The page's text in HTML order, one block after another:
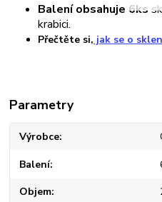
Balení obsahuje 6ks
krabici.
Přečtěte si, jak se o
Parametry
Výrobce
Balení
Objem